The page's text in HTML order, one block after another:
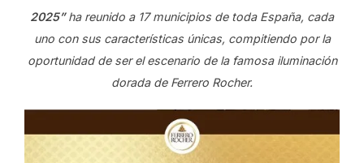
2025”ha reunido a 17 municipios de toda España, cada
uno con sus características únicas, compitiendo por la
oportunidad de ser el escenario de la famosa iluminación
dorada de Ferrero Rocher.